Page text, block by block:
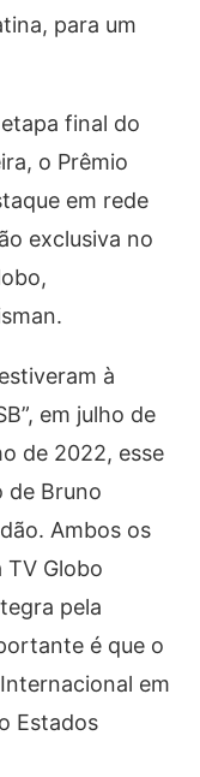
para um
final do
o Prêmio
em rede
exclusiva no
à
em julho de
de 2022, esse
de Bruno
Ambos os
Globo
pela
é que o
em
Estados